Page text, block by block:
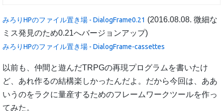
みろりHPのファイル置き場 - DialogFrame0.21 (2016.08.08. 微細な
ミス発見のため0.21へバージョンアップ)
みろりHPのファイル置き場 - DialogFrame-cassettes
以前も、仲間と遊んだTRPGの再現プログラムを書いたけ
ど、あれ作るの結構楽しかったんだよ。だから今回は、ああ
いうのをラクに量産するためのフレームワークツールを作っ
てみた。